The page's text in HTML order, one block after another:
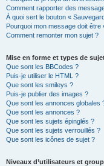
Comment rapporter des
À quoi sert le bouton «
Pourquoi mon message doit être
Comment remonter mon sujet ?
Mise en forme et types de
Que sont les BBCodes ?
Puis-je utiliser le HTML ?
Que sont les smileys ?
Puis-je publier des images ?
Que sont les annonces globales
Que sont les annonces ?
Que sont les sujets épinglés ?
Que sont les sujets verrouillés ?
Que sont les icônes de sujet ?
Niveaux d’utilisateurs et